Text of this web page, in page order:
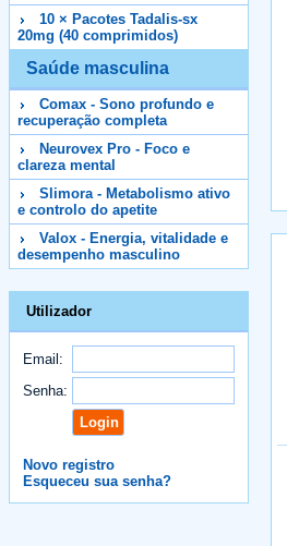
10 × Pacotes Tadalis-sx
20mg (40 comprimidos)
Saúde masculina
Comax - Sono profundo e
recuperação completa
Neurovex Pro - Foco e
clareza mental
Slimora - Metabolismo ativo
e controlo do apetite
Valox - Energia, vitalidade e
desempenho masculino
Utilizador
Email:
Senha:
Novo registro
Esqueceu sua senha?